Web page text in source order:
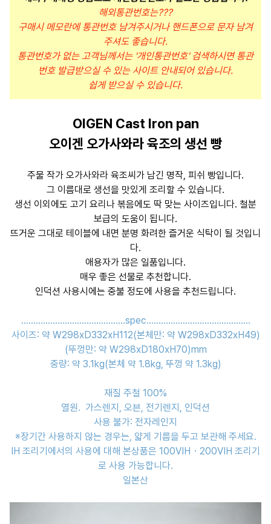
해외통관번호는???
구매시 메모란에 통관번호 남겨주시거나 핸드폰으로 문자 남겨
주셔도 좋습니다.
통관번호가 없는 고객님께서는 '개인통관번호' 검색하시면 통관
번호 발급받으실 수 있는 사이트 안내되어 있습니다.
쉽게 받으실 수 있습니다.
OIGEN Cast Iron pan
오이겐 오가사와라 육조의 생선 빵
주물 작가 오가사와라 육조씨가 남긴 명작, 피쉬 빵입니다.
그 이름대로 생선을 맛있게 조리할 수 있습니다.
생선 이외에도 고기 요리나 볶음에도 딱 맞는 사이즈입니다. 철분
보급의 도움이 됩니다.
뜨거운 그대로 테이블에 내면 분명 화려한 즐거운 식탁이 될 것입니
다.
애용자가 많은 일품입니다.
매우 좋은 선물로 추천합니다.
인덕션 사용시에는 중불 정도에 사용을 추천드립니다.
...........................................spec...........................................
사이즈: 약 W298xD332xH112(본체만: 약 W298xD332xH49)
(뚜껑만: 약 W298xD180xH70)mm
중량: 약 3.1kg(본체 약 1.8kg, 뚜껑 약 1.3kg)
재질 주철 100%
열원. 가스렌지, 오븐, 전기렌지, 인덕션
사용 불가: 전자레인지
※장기간 사용하지 않는 경우는, 얇게 기름을 두고 보관해 주세요.
IH 조리기에서의 사용에 대해 본상품은 100VIH・200VIH 조리기
로 사용 가능합니다.
일본산